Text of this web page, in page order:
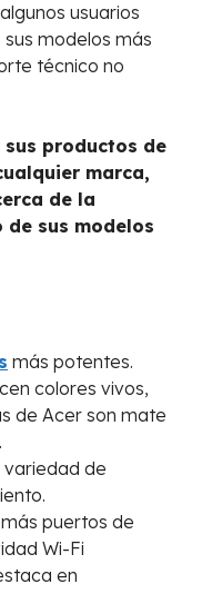
usuarios
modelos más
técnico no
sus productos de
marca,
de la
sus modelos
más potentes.
colores vivos,
de Acer son mate
de
puertos de
Wi-Fi
en